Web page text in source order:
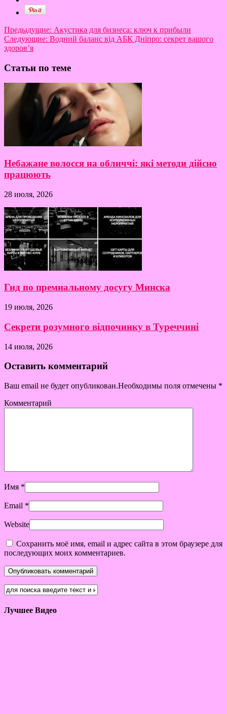
Предыдущие: Акустика для бизнеса: ключ к прибыли
Следующие: Водний баланс від АБК Дніпро: секрет вашого
здоров’я
Статьи по теме
Небажане волосся на обличчі: які методи дійсно
працюють
28 июля, 2026
Гид по премиальному досугу Минска
19 июля, 2026
Секрети розумного відпочинку в Туреччині
14 июля, 2026
Оставить комментарий
Ваш email не будет опубликован.Необходимы поля отмечены *
Комментарий
Имя *
Email *
Website
Сохранить моё имя, email и адрес сайта в этом браузере для
последующих моих комментариев.
Лучшее Видео